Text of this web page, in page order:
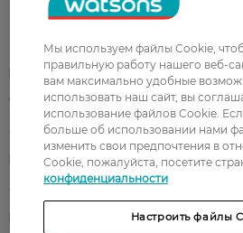
Клиентам
Правила и условия
Watsons Club
О Watsons
Контакты Блог
Оплата и доставка
Политика конфиденциальности
Мы используем файлы Cookie,
правильную работу нашего веб-
вам максимально удобные
использовать наш сайт, вы
использование файлов Cookie.
больше об использовании нами
изменить свои предпочтения в
Cookie, пожалуйста, посетите
конфиденциальности
Настроить файлы